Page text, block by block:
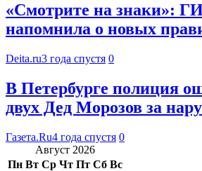
«Смотрите на знаки»:
напомнила о новых
Deita.ru3 года спустя 0
В Петербурге полиция
двух Дед Морозов за
Газета.Ru4 года спустя 0
Август 2026
Пн Вт Ср Чт Пт Сб Вс